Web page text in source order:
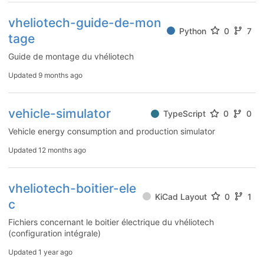
vheliotech-guide-de-mon
tage
Python 0 7
Guide de montage du vhéliotech
Updated 9 months ago
vehicle-simulator TypeScript 0
0
Vehicle energy consumption and production simulator
Updated 12 months ago
vheliotech-boitier-ele
c
KiCad Layout 0 1
Fichiers concernant le boitier électrique du vhéliotech
(configuration intégrale)
Updated 1 year ago